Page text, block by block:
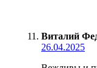
Виталий
26.04.2025